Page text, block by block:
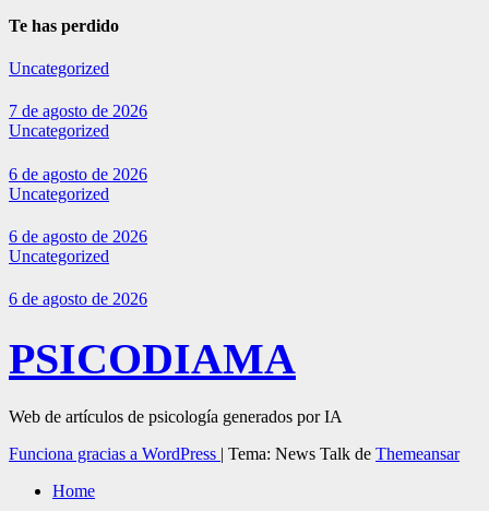
Te has perdido
Uncategorized
7 de agosto de 2026
Uncategorized
6 de agosto de 2026
Uncategorized
6 de agosto de 2026
Uncategorized
6 de agosto de 2026
PSICODIAMA
Web de artículos de psicología generados por IA
Funciona gracias a WordPress | Tema: News Talk de Themeansar
Home